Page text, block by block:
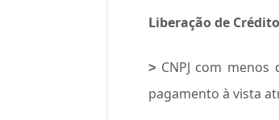
Liberação de Crédito
> CNPJ com
pagamento à vista